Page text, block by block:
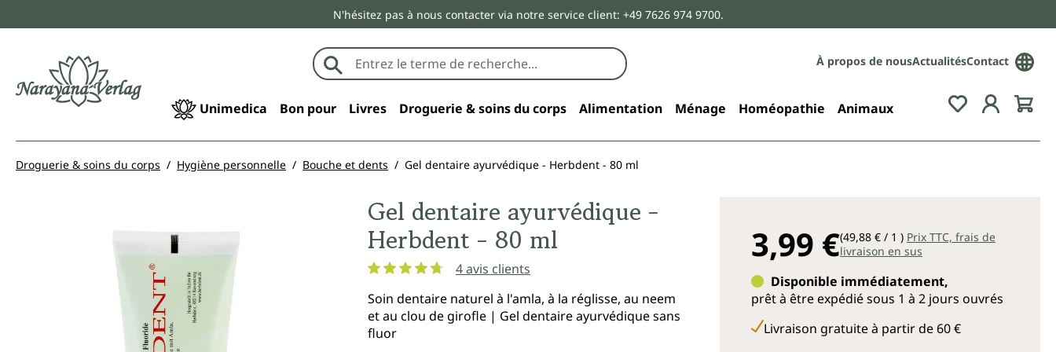
N'hésitez pas à nous contacter via notre service client: +49 7626 974 9700.
À propos de nousActualitésContact
Unimedica Bon pour Livres Droguerie & soins du corps Alimentation Ménage Homéopathie Animaux
Droguerie & soins du corps Hygiène personnelle Bouche et dents Gel dentaire ayurvédique - Herbdent - 80 ml
Gel dentaire ayurvédique -
Herbdent - 80 ml
4 avis clients
Soin dentaire naturel à l'amla, à la réglisse, au neem
et au clou de girofle | Gel dentaire ayurvédique sans
fluor
3,99 €(49,88 € / 1 ) Prix TTC, frais de
livraison en sus
Disponible immédiatement,
prêt à être expédié sous 1 à 2 jours ouvrés
Livraison gratuite à partir de 60 €